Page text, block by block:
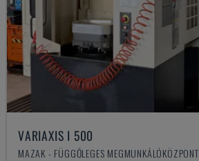
VARIAXIS I 500
MAZAK - FÜGGŐLEGES MEGMUNKÁLÓKÖZPONT